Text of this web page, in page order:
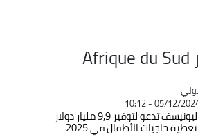
05/12/2024 -
اليونيسف تدعو لتوفير 9,9 مليار دولار
حاجيات الأطفال في 2025